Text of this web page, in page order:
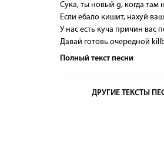
Сука, ты новый g, когда там
Если ебало кишит, нахуй
У нас есть куча причин вас
Давай готовь очередной
Полный текст песни
ДРУГИЕ ТЕКСТЫ